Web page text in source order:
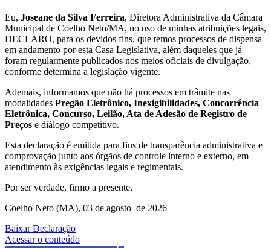
Eu, Joseane da Silva Ferreira, Diretora Administrativa da Câmara
Municipal de Coelho Neto/MA, no uso de minhas atribuições legais,
DECLARO, para os devidos fins, que temos processos de dispensa
em andamento por esta Casa Legislativa, além daqueles que já
foram regularmente publicados nos meios oficiais de divulgação,
conforme determina a legislação vigente.
Ademais, informamos que não há processos em trâmite nas
modalidades Pregão Eletrônico, Inexigibilidades, Concorrência
Eletrônica, Concurso, Leilão, Ata de Adesão de Registro de
Preços e diálogo competitivo.
Esta declaração é emitida para fins de transparência administrativa e
comprovação junto aos órgãos de controle interno e externo, em
atendimento às exigências legais e regimentais.
Por ser verdade, firmo a presente.
Coelho Neto (MA), 03 de agosto de 2026
Baixar Declaração
Acessar o conteúdo